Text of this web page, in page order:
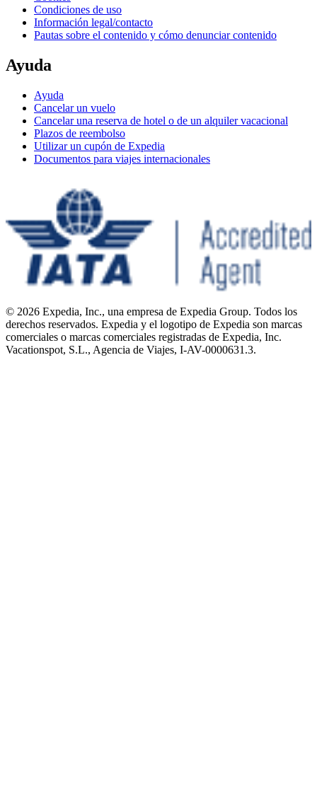
Condiciones de uso
Información legal/contacto
Pautas sobre el contenido y cómo denunciar contenido
Ayuda
Ayuda
Cancelar un vuelo
Cancelar una reserva de hotel o de un alquiler vacacional
Plazos de reembolso
Utilizar un cupón de Expedia
Documentos para viajes internacionales
© 2026 Expedia, Inc., una empresa de Expedia Group. Todos los
derechos reservados. Expedia y el logotipo de Expedia son marcas
comerciales o marcas comerciales registradas de Expedia, Inc.
Vacationspot, S.L., Agencia de Viajes, I-AV-0000631.3.